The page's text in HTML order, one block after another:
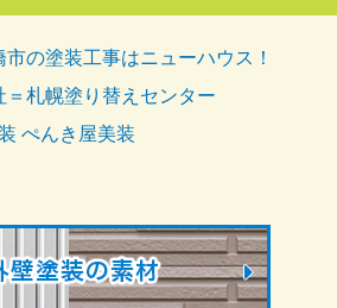
の塗装工事はニューハウス！
札幌塗り替えセンター
ぺんき屋美装